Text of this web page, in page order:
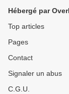
Hébergé par
Top articles
Pages
Contact
Signaler un abus
C.G.U.